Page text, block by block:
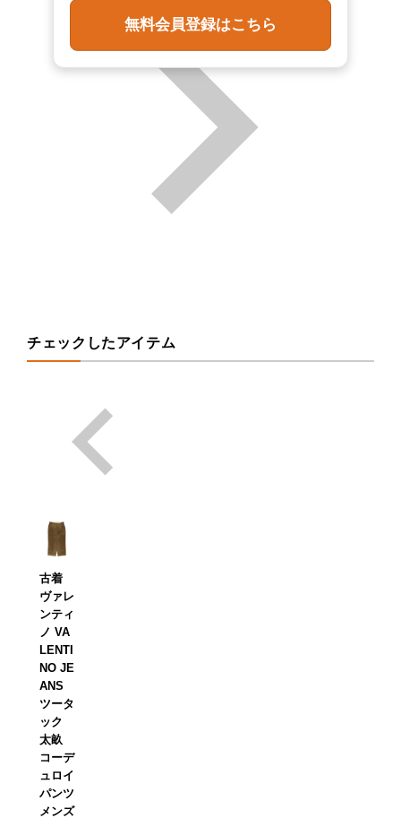
チェックしたアイテム
古着
ヴァレ
ンティ
ノ VA
LENTI
NO JE
ANS
ツータ
ック
太畝
コーデ
ュロイ
パンツ
メンズ
無料会員登録はこちら